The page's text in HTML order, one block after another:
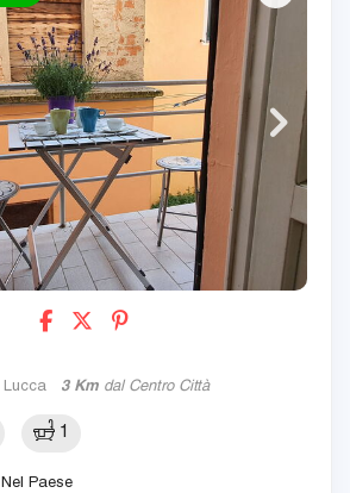
Lucca 3 Km dal Centro Città
1
Nel Paese